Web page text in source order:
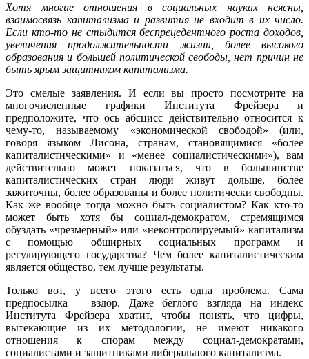
Хотя многие отношения в социальных науках неясны,
взаимосвязь капитализма и развития не входит в их число.
Если кто-то не стыдится беспрецедентного роста доходов,
увеличения продолжительности жизни, более высокого
образования и большей политической свободы, нет причин не
быть ярым защитником капитализма.
Это смелые заявления. И если вы просто посмотрите на
многочисленные графики Института Фрейзера и
предположите, что ось абсцисс действительно относится к
чему-то, называемому «экономической свободой» (или,
говоря языком Лисона, странам, становящимися «более
капиталистическими» и «менее социалистическими»), вам
действительно может показаться, что в большинстве
капиталистических стран люди живут дольше, более
зажиточны, более образованы и более политически свободны.
Как же вообще тогда можно быть социалистом? Как кто-то
может быть хотя бы социал-демократом, стремящимся
обуздать «чрезмерный» или «неконтролируемый» капитализм
с помощью обширных социальных программ и
регулирующего государства? Чем более капиталистическим
является общество, тем лучше результаты.
Только вот, у всего этого есть одна проблема. Сама
предпосылка – вздор. Даже беглого взгляда на индекс
Института Фрейзера хватит, чтобы понять, что цифры,
вытекающие из их методологии, не имеют никакого
отношения к спорам между социал-демократами,
социалистами и защитниками либерального капитализма.